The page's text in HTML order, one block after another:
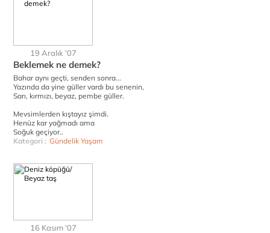
19 Aralık '07
Beklemek ne demek?
Bahar aynı geçti, senden sonra...
Yazında da yine güller vardı bu senenin,
Sarı, kırmızı, beyaz, pembe güller.
Mevsimlerden kıştayız şimdi.
Henüz kar yağmadı ama
Soğuk geçiyor..
Kategori : Gündelik Yaşam
16 Kasım '07